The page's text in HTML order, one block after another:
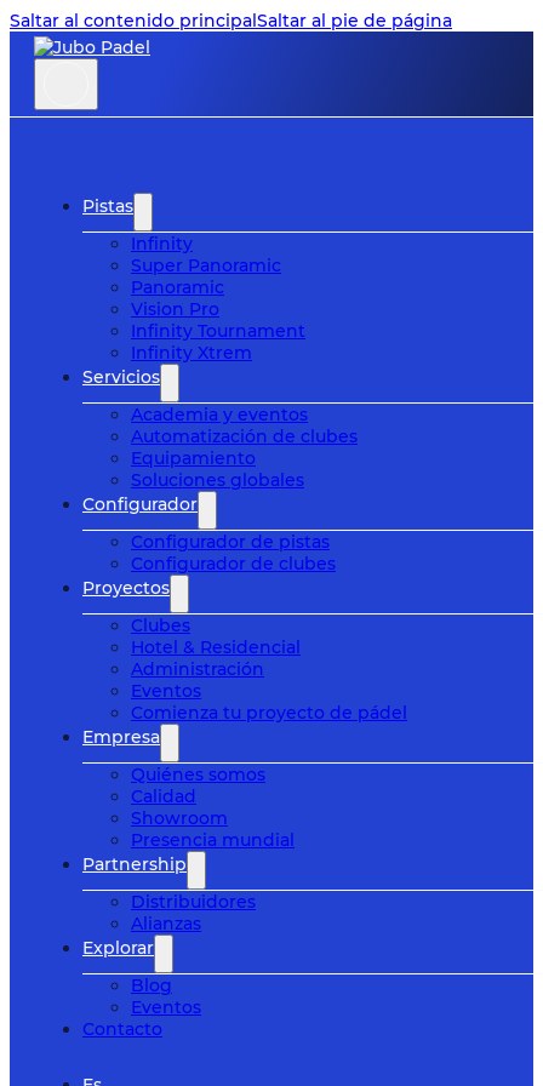
Saltar al contenido principalSaltar al pie de página
Pistas
Infinity
Super Panoramic
Panoramic
Vision Pro
Infinity Tournament
Infinity Xtrem
Servicios
Academia y eventos
Automatización de clubes
Equipamiento
Soluciones globales
Configurador
Configurador de pistas
Configurador de clubes
Proyectos
Clubes
Hotel & Residencial
Administración
Eventos
Comienza tu proyecto de pádel
Empresa
Quiénes somos
Calidad
Showroom
Presencia mundial
Partnership
Distribuidores
Alianzas
Explorar
Blog
Eventos
Contacto